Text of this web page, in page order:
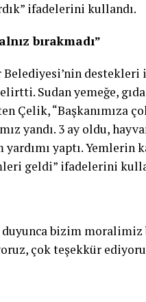
ifadelerini kullandı.
bırakmadı”
destekleri
Sudan yemeğe,
Çelik, “Başkanımıza
yandı. 3 ay oldu,
yaptı. Yemlerin
geldi” ifadelerini
duyunca bizim
çok teşekkür